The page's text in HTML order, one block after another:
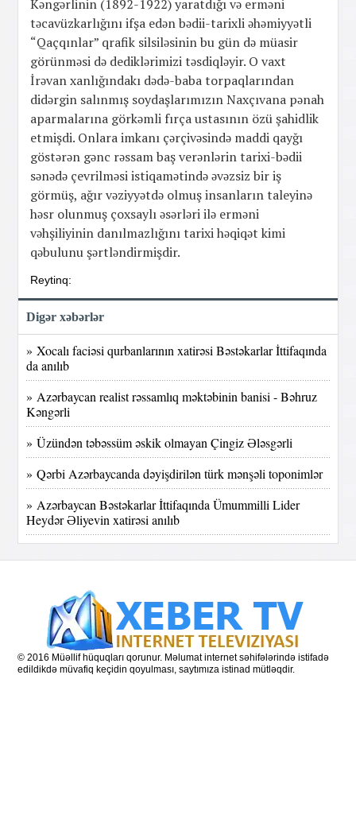
Kəngərlinin (1892-1922) yaratdığı və erməni
təcavüzkarlığını ifşa edən bədii-tarixli əhəmiyyətli
“Qaçqınlar” qrafik silsiləsinin bu gün də müasir
görünməsi də dediklərimizi təsdiqləyir. O vaxt
İrəvan xanlığındakı dədə-baba torpaqlarından
didərgin salınmış soydaşlarımızın Naxçıvana pənah
aparmalarına görkəmli fırça ustasının özü şahidlik
etmişdi. Onlara imkanı çərçivəsində maddi qayğı
göstərən gənc rəssam baş verənlərin tarixi-bədii
sənədə çevrilməsi istiqamətində əvəzsiz bir iş
görmüş, ağır vəziyyətdə olmuş insanların taleyinə
həsr olunmuş çoxsaylı əsərləri ilə erməni
vəhşiliyinin danılmazlığını tarixi həqiqət kimi
qəbulunu şərtləndirmişdir.
Reytinq:
Digər xəbərlər
» Xocalı faciəsi qurbanlarının xatirəsi Bəstəkarlar İttifaqında
da anılıb
» Azərbaycan realist rəssamlıq məktəbinin banisi - Bəhruz
Kəngərli
» Üzündən təbəssüm əskik olmayan Çingiz Ələsgərli
» Qərbi Azərbaycanda dəyişdirilən türk mənşəli toponimlər
» Azərbaycan Bəstəkarlar İttifaqında Ümummilli Lider
Heydər Əliyevin xatirəsi anılıb
© 2016 Müəllif hüquqları qorunur. Məlumat internet səhifələrində istifadə
edildikdə müvafiq keçidin qoyulması, saytımıza istinad mütləqdir.